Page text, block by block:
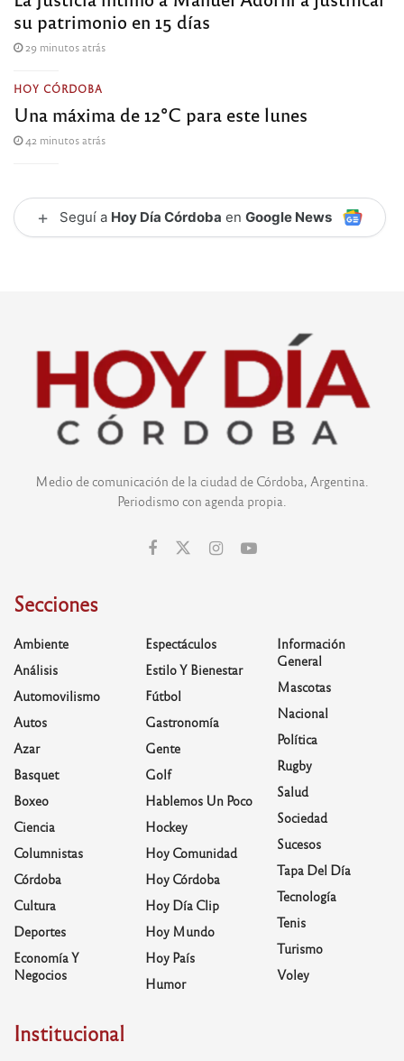
su patrimonio en 15 días
29 minutos atrás
HOY CÓRDOBA
Una máxima de 12°C para este lunes
42 minutos atrás
+ Seguí a Hoy Día Córdoba en Google News
Medio de comunicación de la ciudad de Córdoba, Argentina.
Periodismo con agenda propia.
Secciones
Ambiente
Análisis
Automovilismo
Autos
Azar
Basquet
Boxeo
Ciencia
Columnistas
Córdoba
Cultura
Deportes
Economía Y
Negocios
Espectáculos
Estilo Y Bienestar
Fútbol
Gastronomía
Gente
Golf
Hablemos Un Poco
Hockey
Hoy Comunidad
Hoy Córdoba
Hoy Día Clip
Hoy Mundo
Hoy País
Humor
Información
General
Mascotas
Nacional
Política
Rugby
Salud
Sociedad
Sucesos
Tapa Del Día
Tecnología
Tenis
Turismo
Voley
Institucional